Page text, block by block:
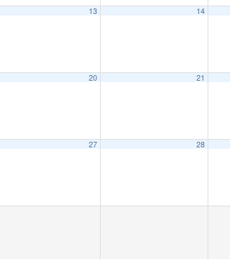
13 14
20 21
27 28